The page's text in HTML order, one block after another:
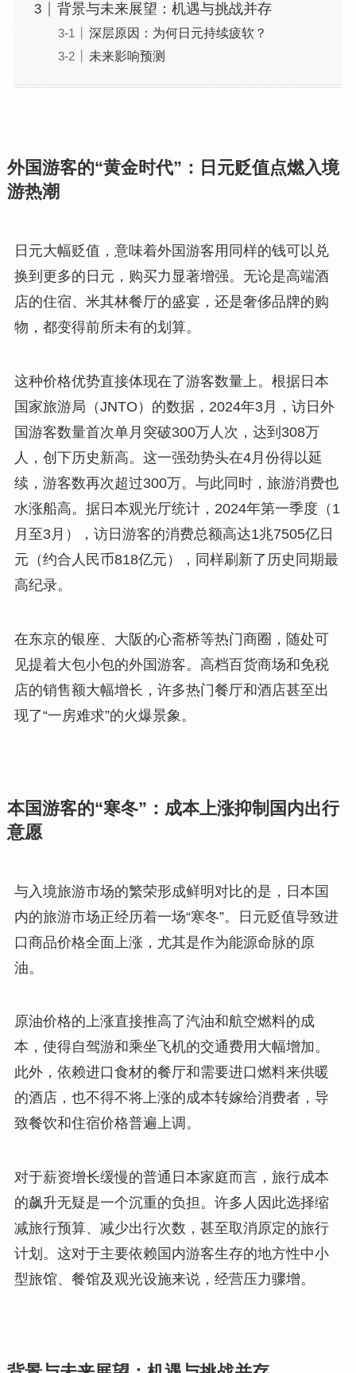
背景与未来展望：机遇与挑战并存
深层原因：为何日元持续疲软？
未来影响预测
外国游客的“黄金时代”：日元贬值点燃入境
游热潮
日元大幅贬值，意味着外国游客用同样的钱可以兑
换到更多的日元，购买力显著增强。无论是高端酒
店的住宿、米其林餐厅的盛宴，还是奢侈品牌的购
物，都变得前所未有的划算。
这种价格优势直接体现在了游客数量上。根据日本
国家旅游局（JNTO）的数据，2024年3月，访日外
国游客数量首次单月突破300万人次，达到308万
人，创下历史新高。这一强劲势头在4月份得以延
续，游客数再次超过300万。与此同时，旅游消费也
水涨船高。据日本观光厅统计，2024年第一季度（1
月至3月），访日游客的消费总额高达1兆7505亿日
元（约合人民币818亿元），同样刷新了历史同期最
高纪录。
在东京的银座、大阪的心斋桥等热门商圈，随处可
见提着大包小包的外国游客。高档百货商场和免税
店的销售额大幅增长，许多热门餐厅和酒店甚至出
现了“一房难求”的火爆景象。
本国游客的“寒冬”：成本上涨抑制国内出行
意愿
与入境旅游市场的繁荣形成鲜明对比的是，日本国
内的旅游市场正经历着一场“寒冬”。日元贬值导致进
口商品价格全面上涨，尤其是作为能源命脉的原
油。
原油价格的上涨直接推高了汽油和航空燃料的成
本，使得自驾游和乘坐飞机的交通费用大幅增加。
此外，依赖进口食材的餐厅和需要进口燃料来供暖
的酒店，也不得不将上涨的成本转嫁给消费者，导
致餐饮和住宿价格普遍上调。
对于薪资增长缓慢的普通日本家庭而言，旅行成本
的飙升无疑是一个沉重的负担。许多人因此选择缩
减旅行预算、减少出行次数，甚至取消原定的旅行
计划。这对于主要依赖国内游客生存的地方性中小
型旅馆、餐馆及观光设施来说，经营压力骤增。